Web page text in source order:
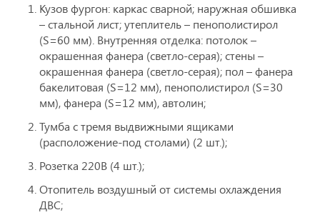
Кузов фургон: каркас сварной; наружная обшивка
– стальной лист; утеплитель – пенополистирол
(S=60 мм). Внутренняя отделка: потолок –
окрашенная фанера (светло-серая); стены –
окрашенная фанера (светло-серая); пол – фанера
бакелитовая (S=12 мм), пенополистирол (S=30
мм), фанера (S=12 мм), автолин;
Тумба с тремя выдвижными ящиками
(расположение-под столами) (2 шт.);
Розетка 220В (4 шт.);
Отопитель воздушный от системы охлаждения
ДВС;